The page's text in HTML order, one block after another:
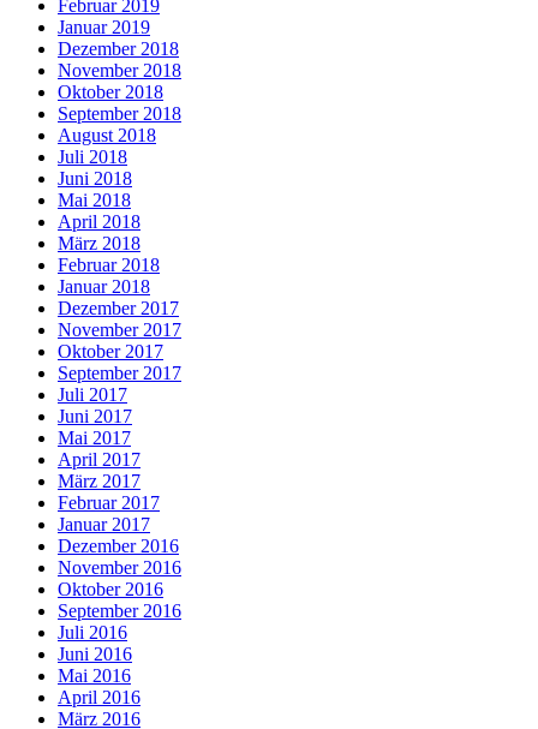
Februar 2019
Januar 2019
Dezember 2018
November 2018
Oktober 2018
September 2018
August 2018
Juli 2018
Juni 2018
Mai 2018
April 2018
März 2018
Februar 2018
Januar 2018
Dezember 2017
November 2017
Oktober 2017
September 2017
Juli 2017
Juni 2017
Mai 2017
April 2017
März 2017
Februar 2017
Januar 2017
Dezember 2016
November 2016
Oktober 2016
September 2016
Juli 2016
Juni 2016
Mai 2016
April 2016
März 2016